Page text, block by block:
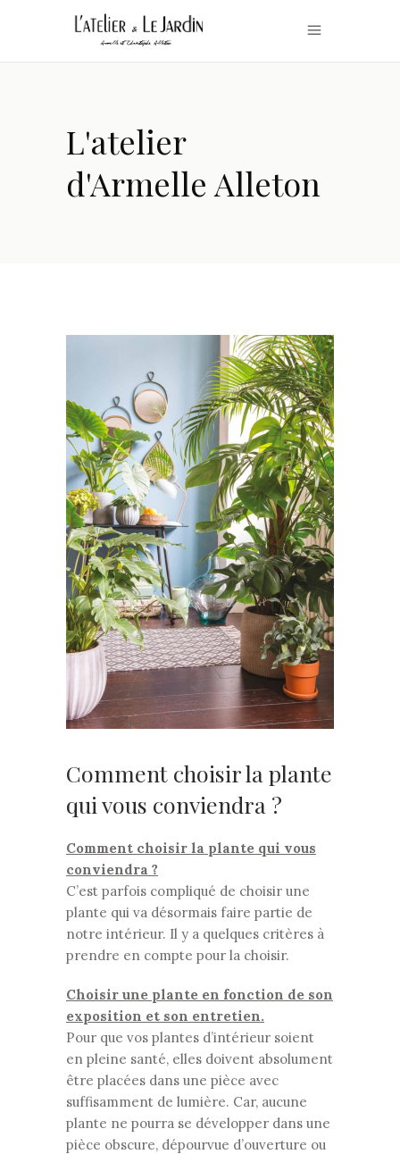
L'atelier
d'Armelle Alleton
Comment choisir la plante
qui vous conviendra ?
Comment choisir la plante qui vous
conviendra ?
C’est parfois compliqué de choisir une
plante qui va désormais faire partie de
notre intérieur. Il y a quelques critères à
prendre en compte pour la choisir.
Choisir une plante en fonction de son
exposition et son entretien.
Pour que vos plantes d’intérieur soient
en pleine santé, elles doivent absolument
être placées dans une pièce avec
suffisamment de lumière. Car, aucune
plante ne pourra se développer dans une
pièce obscure, dépourvue d’ouverture ou